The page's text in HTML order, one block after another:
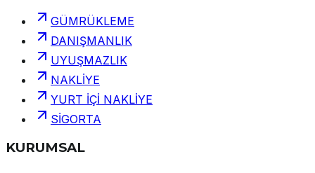
GÜMRÜKLEME
DANIŞMANLIK
UYUŞMAZLIK
NAKLİYE
YURT İÇİ NAKLİYE
SİGORTA
KURUMSAL